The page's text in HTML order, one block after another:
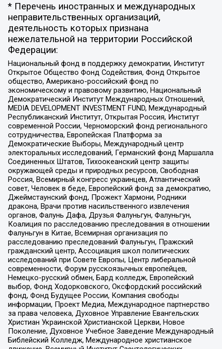
* Перечень иностранных и международных
неправительственных организаций,
деятельность которых признана
нежелательной на территории Российской
Федерации:
Национальный фонд в поддержку демократии, Институт
Открытое Общество Фонд Содействия, Фонд Открытое
общество, Американо-российский фонд по
экономическому и правовому развитию, Национальный
Демократический Институт Международных Отношений,
MEDIA DEVELOPMENT INVESTMENT FUND, Международный
Республиканский Институт, Открытая Россия, Институт
современной России, Черноморский фонд регионального
сотрудничества, Европейская Платформа за
Демократические Выборы, Международный центр
электоральных исследований, Германский фонд Маршалла
Соединенных Штатов, Тихоокеанский центр защиты
окружающей среды и природных ресурсов, Свободная
Россия, Всемирный конгресс украинцев, Атлантический
совет, Человек в беде, Европейский фонд за демократию,
Джеймстаунский фонд, Прожект Хармони, Родники
дракона, Врачи против насильственного извлечения
органов, Фалунь Дафа, Друзья Фалуньгун, Фалуньгун,
Коалиция по расследованию преследования в отношении
Фалуньгун в Китае, Всемирная организация по
расследованию преследований Фалуньгун, Пражский
гражданский центр, Ассоциация школ политических
исследований при Совете Европы, Центр либеральной
современности, Форум русскоязычных европейцев,
Немецко-русский обмен, Бард колледж, Европейский
выбор, Фонд Ходорковского, Оксфордский российский
фонд, Фонд Будущее России, Компания свободы
информации, Проект Медиа, Международное партнерство
за права человека, Духовное Управление Евангельских
Христиан Украинской Христианской Церкви, Новое
Поколение, Духовное Учебное Заведение Международный
Библейский Колледж, Международное христианское